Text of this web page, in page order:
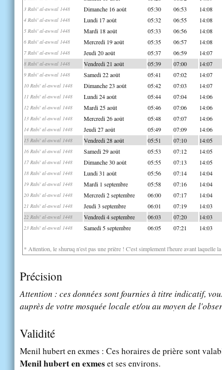
3 Rabi' al-awwal 1448 Dimanche 16 août 05:30 06:53 14:08
4 Rabi' al-awwal 1448 Lundi 17 août 05:32 06:55 14:08
5 Rabi' al-awwal 1448 Mardi 18 août 05:33 06:56 14:08
6 Rabi' al-awwal 1448 Mercredi 19 août 05:35 06:57 14:08
7 Rabi' al-awwal 1448 Jeudi 20 août 05:37 06:59 14:07
8 Rabi' al-awwal 1448 Vendredi 21 août 05:39 07:00 14:07
9 Rabi' al-awwal 1448 Samedi 22 août 05:41 07:02 14:07
10 Rabi' al-awwal 1448 Dimanche 23 août 05:42 07:03 14:07
11 Rabi' al-awwal 1448 Lundi 24 août 05:44 07:04 14:06
12 Rabi' al-awwal 1448 Mardi 25 août 05:46 07:06 14:06
13 Rabi' al-awwal 1448 Mercredi 26 août 05:48 07:07 14:06
14 Rabi' al-awwal 1448 Jeudi 27 août 05:49 07:09 14:06
15 Rabi' al-awwal 1448 Vendredi 28 août 05:51 07:10 14:05
16 Rabi' al-awwal 1448 Samedi 29 août 05:53 07:12 14:05
17 Rabi' al-awwal 1448 Dimanche 30 août 05:55 07:13 14:05
18 Rabi' al-awwal 1448 Lundi 31 août 05:56 07:14 14:04
19 Rabi' al-awwal 1448 Mardi 1 septembre 05:58 07:16 14:04
20 Rabi' al-awwal 1448 Mercredi 2 septembre 06:00 07:17 14:04
21 Rabi' al-awwal 1448 Jeudi 3 septembre 06:01 07:19 14:03
22 Rabi' al-awwal 1448 Vendredi 4 septembre 06:03 07:20 14:03
23 Rabi' al-awwal 1448 Samedi 5 septembre 06:05 07:21 14:03
* Attention, le shuruq n'est pas une prière ! C'est simplement l'heure avant laquelle
Précision
Attention : ces données sont fournies à titre indicatif,
auprès de votre mosquée locale et/ou au moyen de
Validité
Menil hubert en exmes : Ces horaires de prière sont
Menil hubert en exmeset ses environs.